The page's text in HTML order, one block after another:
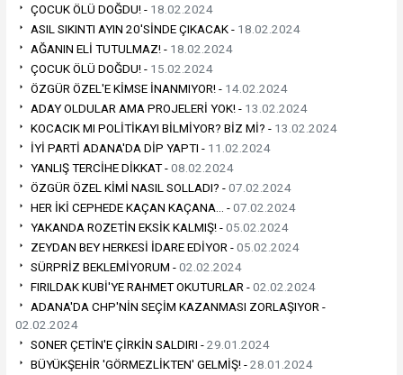
ÇOCUK ÖLÜ DOĞDU! - 18.02.2024
ASIL SIKINTI AYIN 20'SİNDE ÇIKACAK - 18.02.2024
AĞANIN ELİ TUTULMAZ! - 18.02.2024
ÇOCUK ÖLÜ DOĞDU! - 15.02.2024
ÖZGÜR ÖZEL'E KİMSE İNANMIYOR! - 14.02.2024
ADAY OLDULAR AMA PROJELERİ YOK! - 13.02.2024
KOCACIK MI POLİTİKAYI BİLMİYOR? BİZ Mİ? - 13.02.2024
İYİ PARTİ ADANA'DA DİP YAPTI - 11.02.2024
YANLIŞ TERCİHE DİKKAT -08.02.2024
ÖZGÜR ÖZEL KİMİ NASIL SOLLADI? -07.02.2024
HER İKİ CEPHEDE KAÇAN KAÇANA… -07.02.2024
YAKANDA ROZETİN EKSİK KALMIŞ! -05.02.2024
ZEYDAN BEY HERKESİ İDARE EDİYOR -05.02.2024
SÜRPRİZ BEKLEMİYORUM -02.02.2024
FIRILDAK KUBİ'YE RAHMET OKUTURLAR -02.02.2024
ADANA'DA CHP'NİN SEÇİM KAZANMASI ZORLAŞIYOR -
02.02.2024
SONER ÇETİN'E ÇİRKİN SALDIRI -29.01.2024
BÜYÜKŞEHİR 'GÖRMEZLİKTEN' GELMİŞ! -28.01.2024